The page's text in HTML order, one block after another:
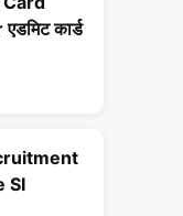
कार्ड
SI